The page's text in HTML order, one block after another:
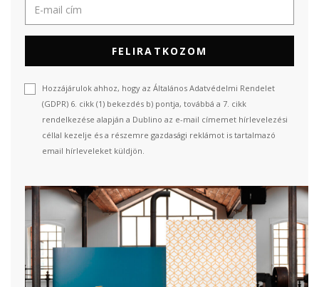
FELIRATKOZOM
Hozzájárulok ahhoz, hogy az Általános Adatvédelmi Rendelet
(GDPR) 6. cikk (1) bekezdés b) pontja, továbbá a 7. cikk
rendelkezése alapján a Dublino az e-mail címemet hírlevelezési
céllal kezelje és a részemre gazdasági reklámot is tartalmazó
email hírleveleket küldjön.